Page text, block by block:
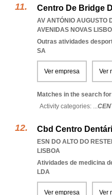
Centro De Bridge
AV ANTÓNIO AUGUSTO
AVENIDAS NOVAS
Outras atividades
SA
Ver empresa Ver
Matches in the search
Activity categories: ...
Cbd Centro
ESN DO ALTO DO
LISBOA
Atividades de medicina
LDA
Ver empresa Ver